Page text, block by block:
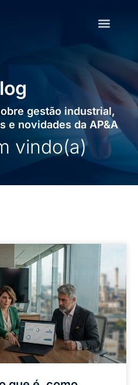
gestão industrial,
e novidades da AP&A
vindo(a)